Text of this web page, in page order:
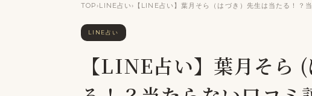
TOP›LINE占い› 【LINE占い】葉月そら（はづき）先生は当たる！？
LINE占い
【LINE占い】葉月そら